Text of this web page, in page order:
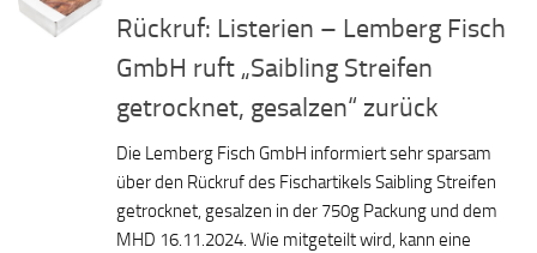
Rückruf: Listerien – Lemberg Fisch
GmbH ruft „Saibling Streifen
getrocknet, gesalzen“ zurück
Die Lemberg Fisch GmbH informiert sehr sparsam
über den Rückruf des Fischartikels Saibling Streifen
getrocknet, gesalzen in der 750g Packung und dem
MHD 16.11.2024. Wie mitgeteilt wird, kann eine